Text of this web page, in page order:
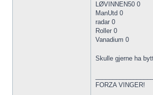
LØVINNEN50 0
ManUtd 0
radar 0
Roller 0
Vanadium 0
Skulle gjerne ha
FORZA VINGER!